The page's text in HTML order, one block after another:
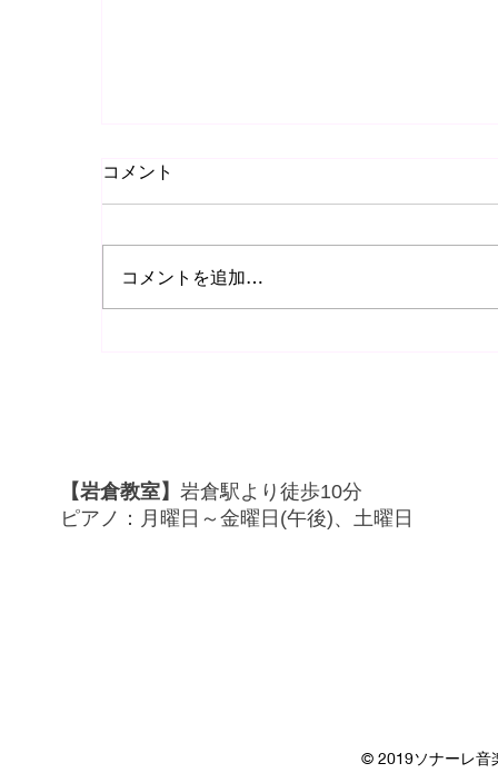
コメント
コメントを追加…
【岩倉教室】 岩倉駅より徒歩10分
ピアノ：月曜日～金曜日(午後)、土曜日
© 2019ソナーレ音